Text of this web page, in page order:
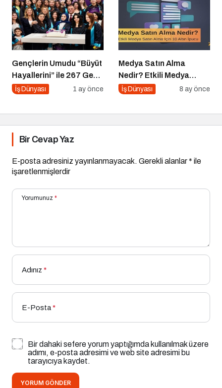
Gençlerin Umudu “Büyüt
Hayallerini” ile 267 Genç
Daha Kanatlandı
İş Dünyası 1 ay önce
Medya Satın Alma
Nedir? Etkili Medya
Satın Alma İçin 10 Altın
İş Dünyası 8 ay önce
Bir Cevap Yaz
E-posta adresiniz yayınlanmayacak. Gerekli alanlar* ile
işaretlenmişlerdir
Yorumunuz *
Adınız *
E-Posta*
Bir dahaki sefere yorum yaptığımda kullanılmak üzere
adımı, e-posta adresimi ve web site adresimi bu
tarayıcıya kaydet.
YORUM GÖNDER